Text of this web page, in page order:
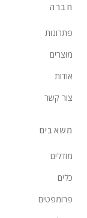
חברה
פתרונות
מוצרים
אודות
צור קשר
משאבים
מודלים
כלים
פרומפטים